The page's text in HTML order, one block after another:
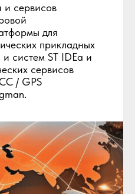
и сервисов
для
прикладных
систем ST IDEa и
сервисов
/ GPS